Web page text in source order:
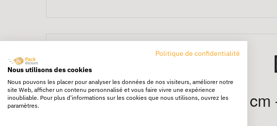
Film mousse 175 m x 125
Politique de confidentialité
Nous utilisons des cookies
Nous pouvons les placer pour analyser les données de nos visiteurs, améliorer notre
site Web, afficher un contenu personnalisé et vous faire vivre une expérience
inoubliable. Pour plus d'informations sur les cookies que nous utilisons, ouvrez les
paramètres.